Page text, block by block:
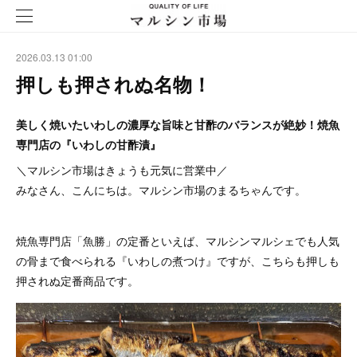
2026.03.13 01:00
押しも押されぬ名物！
美しく焼いたいわしの濃厚な旨味と甘酢のバランスが絶妙！焼魚
専門店の『いわしの甘酢漬』
＼マルシン市場はきょうも元気に営業中／
みなさん、こんにちは。マルシン市場のまるちゃんです。
焼魚専門店「魚勝」の定番といえば、マルシンマルシェでも人気
の骨まで食べられる『いわしの煮つけ』ですが、こちらも押しも
押されぬ定番商品です。